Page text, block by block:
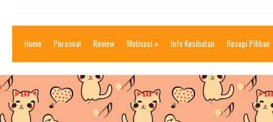
Home Personal Review Motivasi » Info Kesihatan Resepi Pilihan